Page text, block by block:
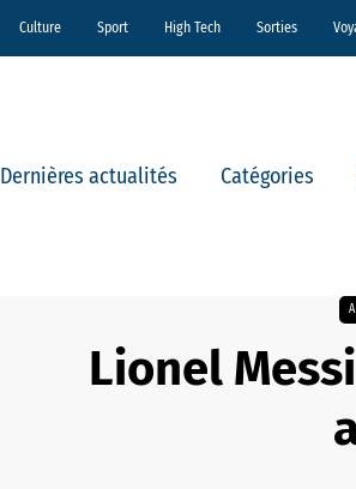
Culture Sport High Tech Sorties
Dernières actualités Catégories
Lionel